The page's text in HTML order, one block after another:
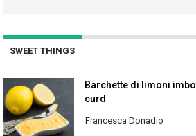
SWEET THINGS
Barchette di limoni
curd
Francesca Donadio